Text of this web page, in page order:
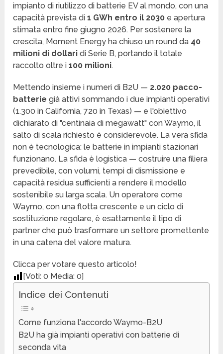
impianto di riutilizzo di batterie EV al mondo, con una
capacità prevista di1 GWh entro il 2030 e apertura
stimata entro fine giugno 2026. Per sostenere la
crescita, Moment Energy ha chiuso un round da 40
milioni di dollari di Serie B, portando il totale
raccolto oltre i100 milioni.
Mettendo insieme i numeri di B2U — 2.020 pacco-
batterie già attivi sommando i due impianti operativi
(1.300 in California, 720 in Texas) — e l'obiettivo
dichiarato di "centinaia di megawatt" con Waymo, il
salto di scala richiesto è considerevole. La vera sfida
non è tecnologica: le batterie in impianti stazionari
funzionano. La sfida è logistica — costruire una filiera
prevedibile, con volumi, tempi di dismissione e
capacità residua sufficienti a rendere il modello
sostenibile su larga scala. Un operatore come
Waymo, con una flotta crescente e un ciclo di
sostituzione regolare, è esattamente il tipo di
partner che può trasformare un settore promettente
in una catena del valore matura.
Clicca per votare questo articolo!
[Voti:0 Media:0]
Indice dei Contenuti
Come funziona l'accordo Waymo-B2U
B2U ha già impianti operativi con batterie di
seconda vita